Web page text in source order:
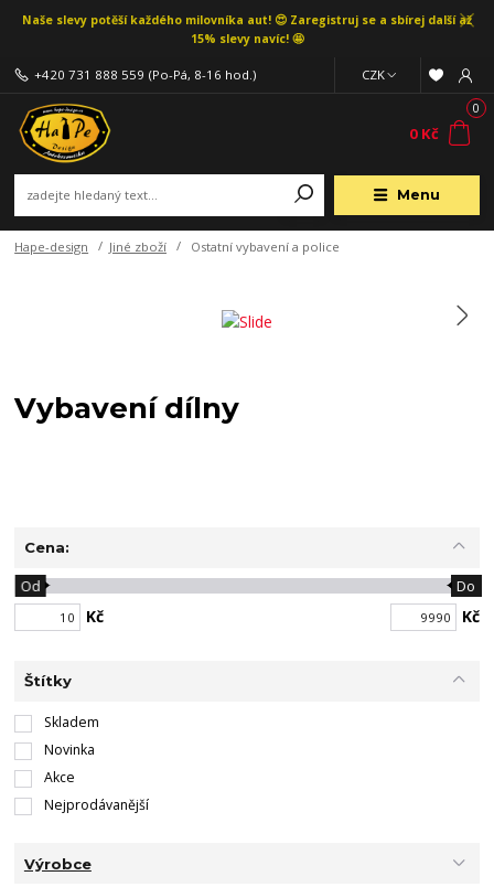
Naše slevy potěší každého milovníka aut! 😍 Zaregistruj se a sbírej další až
15% slevy navíc! 🤩
Menu
CZK
+420 731 888 559 (Po-Pá, 8-16 hod.)
0
0 Kč
Hape-design Jiné zboží Ostatní vybavení a police
Vybavení dílny
Cena:
Kč
Od Do
Kč
Štítky
Skladem
Novinka
Akce
Nejprodávanější
Výrobce